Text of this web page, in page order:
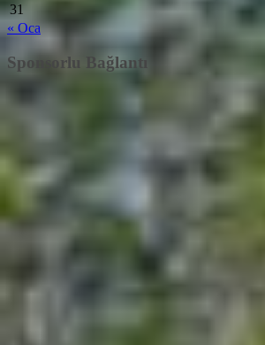
31
« Oca
Sponsorlu Bağlantı